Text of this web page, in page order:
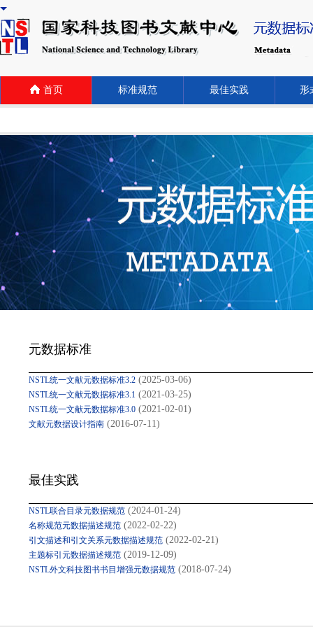
首页 标准规范 最佳实践 形
元数据标准
NSTL统一文献元数据标准3.2 (2025-03-06)
NSTL统一文献元数据标准3.1 (2021-03-25)
NSTL统一文献元数据标准3.0 (2021-02-01)
文献元数据设计指南 (2016-07-11)
最佳实践
NSTL联合目录元数据规范 (2024-01-24)
名称规范元数据描述规范 (2022-02-22)
引文描述和引文关系元数据描述规范 (2022-02-21)
主题标引元数据描述规范 (2019-12-09)
NSTL外文科技图书书目增强元数据规范 (2018-07-24)